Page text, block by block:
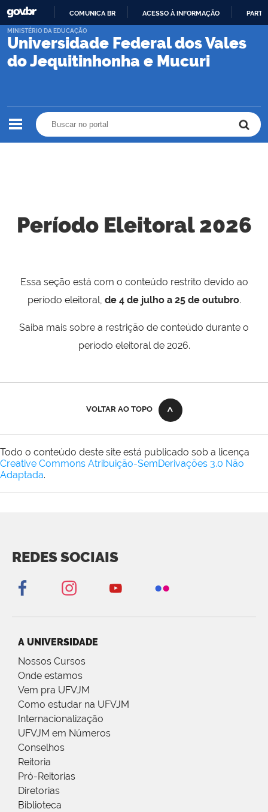
PARA
CONTEÚDO
COMUNICA BR ACESSO À INFORMAÇÃO
Universidade Federal dos Vales
do Jequitinhonha e Mucuri
MINISTÉRIO DA EDUCAÇÃO
Período Eleitoral 2026
Essa seção está com o conteúdo restrito devido ao
período eleitoral, de 4 de julho a 25 de outubro.
Saiba mais sobre a restrição de conteúdo durante o
período eleitoral de 2026.
VOLTAR AO TOPO
Todo o conteúdo deste site está publicado sob a licença
Creative Commons Atribuição-SemDerivações 3.0 Não
Adaptada.
REDES SOCIAIS
A UNIVERSIDADE
Nossos Cursos
Onde estamos
Vem pra UFVJM
Como estudar na UFVJM
Internacionalização
UFVJM em Números
Conselhos
Reitoria
Pró-Reitorias
Diretorias
Biblioteca